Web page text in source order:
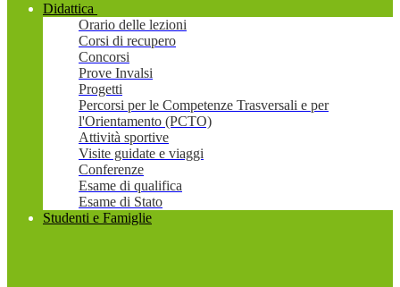
Didattica
Orario delle lezioni
Corsi di recupero
Concorsi
Prove Invalsi
Progetti
Percorsi per le Competenze Trasversali e per
l'Orientamento (PCTO)
Attività sportive
Visite guidate e viaggi
Conferenze
Esame di qualifica
Esame di Stato
Studenti e Famiglie